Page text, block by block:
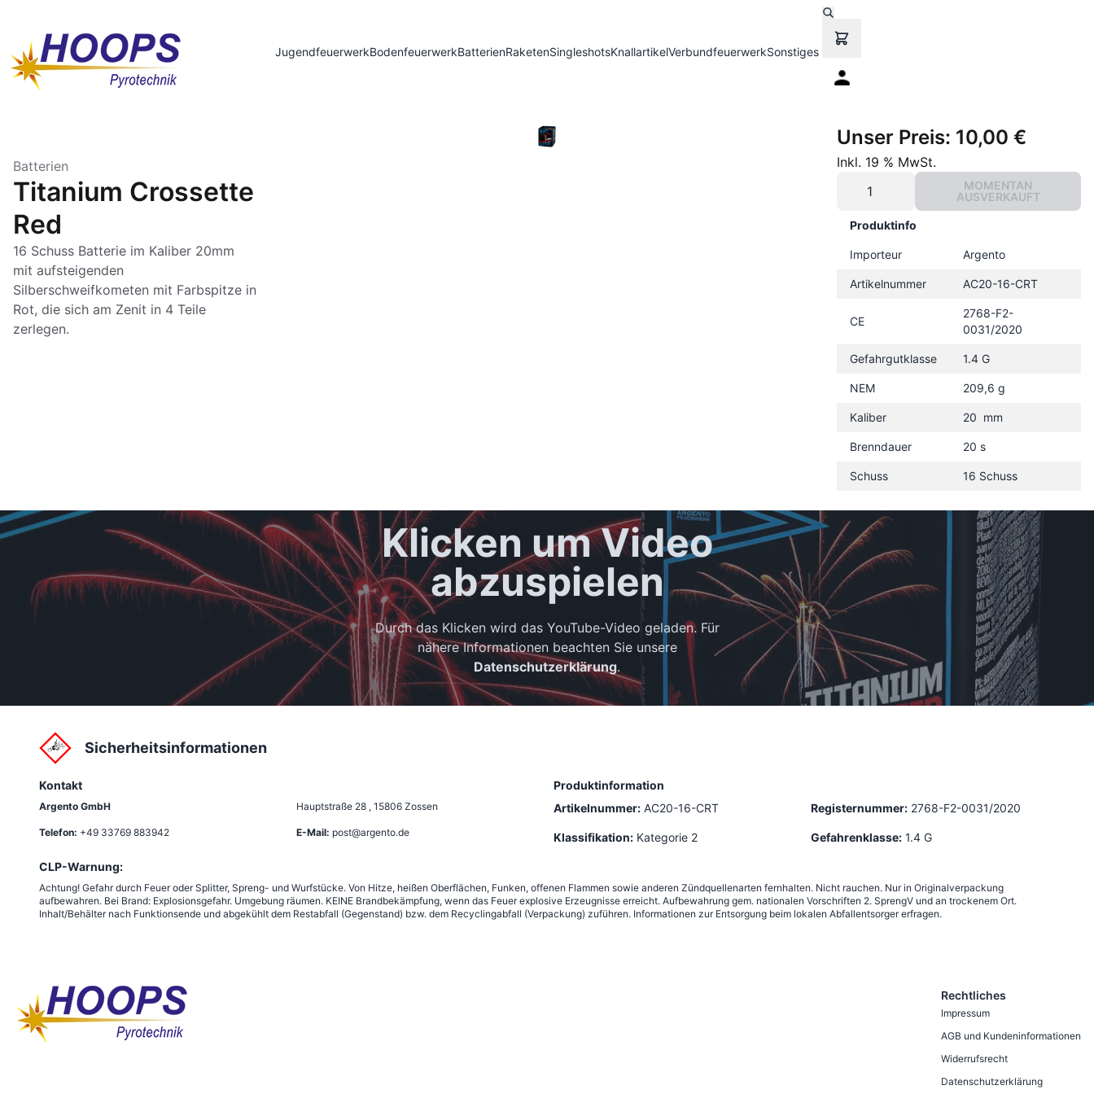
JugendfeuerwerkBodenfeuerwerkBatterienRaketenSingleshotsKnallartikelVerbundfeuerwerkSonstiges
Batterien
Titanium Crossette
Red
16 Schuss Batterie im Kaliber 20mm
mit aufsteigenden
Silberschweifkometen mit Farbspitze in
Rot, die sich am Zenit in 4 Teile
zerlegen.
Unser Preis: 10,00 €
Inkl. 19 % MwSt.
MOMENTAN
AUSVERKAUFT
Produktinfo
Importeur Argento
Artikelnummer AC20-16-CRT
CE
2768-F2-
0031/2020
Gefahrgutklasse 1.4 G
NEM 209,6 g
Kaliber 20 mm
Brenndauer 20 s
Schuss 16 Schuss
Klicken um Video
abzuspielen
Durch das Klicken wird das YouTube-Video geladen. Für
nähere Informationen beachten Sie unsere
Datenschutzerklärung.
Sicherheitsinformationen
Kontakt
Argento GmbH Hauptstraße 28 , 15806 Zossen
Telefon: +49 33769 883942 E-Mail: post@argento.de
Produktinformation
Artikelnummer: AC20-16-CRT Registernummer: 2768-F2-0031/2020
Klassifikation: Kategorie 2 Gefahrenklasse: 1.4 G
CLP-Warnung:
Achtung! Gefahr durch Feuer oder Splitter, Spreng- und Wurfstücke. Von Hitze, heißen Oberflächen, Funken, offenen Flammen sowie anderen Zündquellenarten fernhalten. Nicht rauchen. Nur in Originalverpackung
aufbewahren. Bei Brand: Explosionsgefahr. Umgebung räumen. KEINE Brandbekämpfung, wenn das Feuer explosive Erzeugnisse erreicht. Aufbewahrung gem. nationalen Vorschriften 2. SprengV und an trockenem Ort.
Inhalt/Behälter nach Funktionsende und abgekühlt dem Restabfall (Gegenstand) bzw. dem Recyclingabfall (Verpackung) zuführen. Informationen zur Entsorgung beim lokalen Abfallentsorger erfragen.
Rechtliches
Impressum
AGB und Kundeninformationen
Widerrufsrecht
Datenschutzerklärung